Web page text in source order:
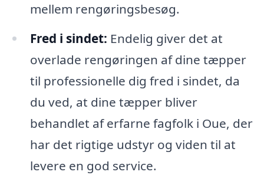
mellem rengøringsbesøg.
Fred i sindet: Endelig giver det at
overlade rengøringen af dine tæpper
til professionelle dig fred i sindet, da
du ved, at dine tæpper bliver
behandlet af erfarne fagfolk i Oue, der
har det rigtige udstyr og viden til at
levere en god service.